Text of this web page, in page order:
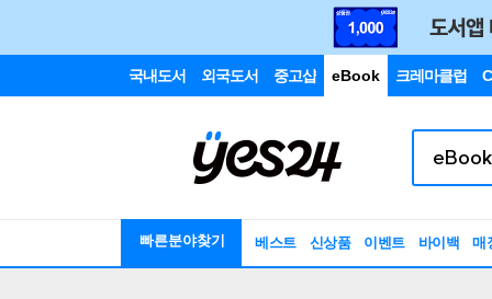
국내도서 외국도서 중고샵 eBook 크레마클럽
빠른분야찾기 베스트 신상품 이벤트 바이백 매